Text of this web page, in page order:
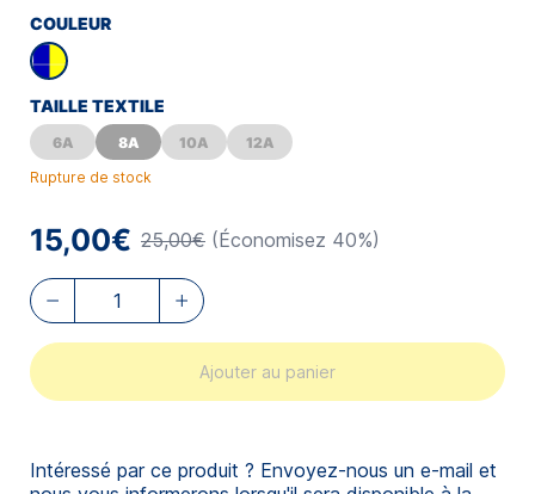
COULEUR
TAILLE TEXTILE
6A 8A 10A
12A
Rupture de stock
15,00€ 25,00€ (Économisez 40%)
Ajouter au panier
Intéressé par ce produit ? Envoyez-nous un e-mail et